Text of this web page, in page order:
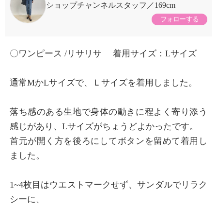
ショップチャンネルスタッフ
169cm
フォローする
〇ワンピース /リサリサ 着用サイズ：Lサイズ
通常MかLサイズで、Ｌサイズを着用しました。
落ち感のある生地で身体の動きに程よく寄り添う
感じがあり、Lサイズがちょうどよかったです。
首元が開く方を後ろにしてボタンを留めて着用し
ました。
1~4枚目はウエストマークせず、サンダルでリラク
シーに、